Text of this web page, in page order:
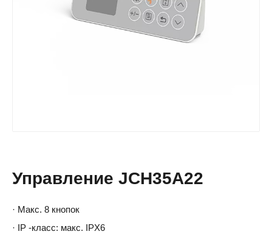
Управление JCH35A22
· Макс. 8 кнопок
· IP -класс: макс. IPX6